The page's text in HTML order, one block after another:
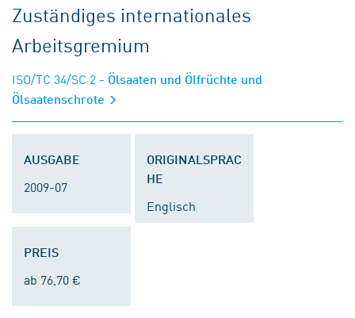
Zuständiges internationales
Arbeitsgremium
ISO/TC 34/SC 2 - Ölsaaten und Ölfrüchte und
Ölsaatenschrote
AUSGABE
2009-07
ORIGINALSPRAC
HE
Englisch
PREIS
ab 76,70 €